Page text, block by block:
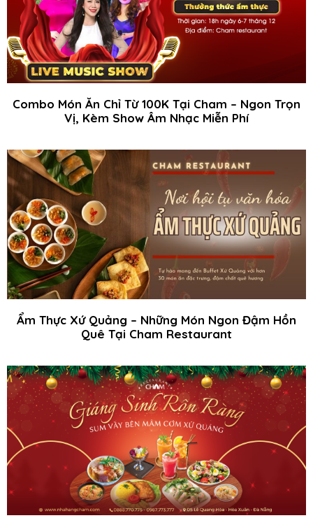
Combo Món Ăn Chỉ Từ 100K Tại Cham – Ngon Trọn
Vị, Kèm Show Âm Nhạc Miễn Phí
Ẩm Thực Xứ Quảng – Những Món Ngon Đậm Hồn
Quê Tại Cham Restaurant